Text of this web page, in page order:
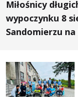
Miłośnicy
wypoczynku 8
Sandomierzu